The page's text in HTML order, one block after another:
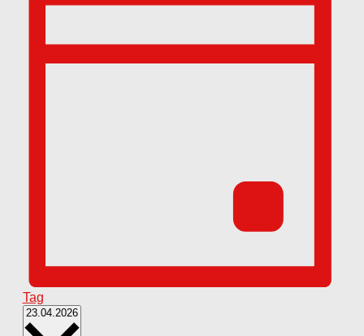
Tag
23.04.2026 Datum